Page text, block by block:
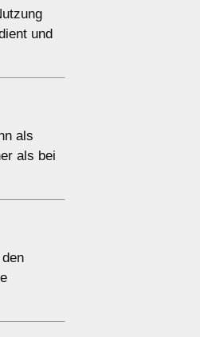
und
als
als bei